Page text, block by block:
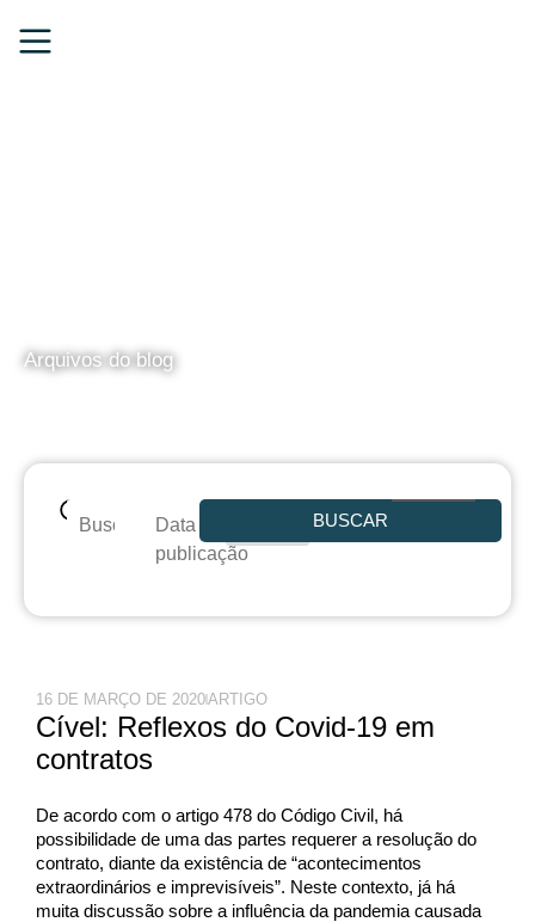
Arquivos do blog
Data de
publicação
BUSCAR
16 DE MARÇO DE 2020ARTIGO
Cível: Reflexos do Covid-19 em
contratos
De acordo com o artigo 478 do Código Civil, há
possibilidade de uma das partes requerer a resolução do
contrato, diante da existência de “acontecimentos
extraordinários e imprevisíveis”. Neste contexto, já há
muita discussão sobre a influência da pandemia causada